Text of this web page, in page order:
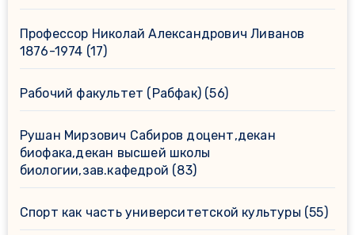
Профессор Николай Александрович Ливанов
1876-1974 (17)
Рабочий факультет (Рабфак)(56)
Рушан Мирзович Сабиров доцент,декан
биофака,декан высшей школы
биологии,зав.кафедрой (83)
Спорт как часть университетской культуры (55)